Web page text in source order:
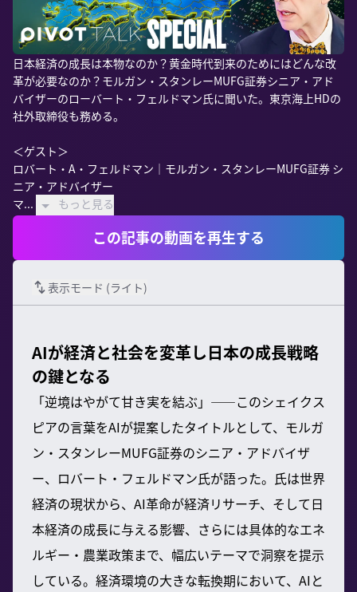
日本経済の成長は本物なのか？黄金時代到来のためにはどんな改
革が必要なのか？モルガン・スタンレーMUFG証券シニア・アド
バイザーのローバート・フェルドマン氏に聞いた。東京海上HDの
社外取締役も務める。
＜ゲスト＞
ロバート・A・フェルドマン｜モルガン・スタンレーMUFG証券 シ
ニア・アドバイザー
マ...
もっと見る
この記事の動画を再生する
表示モード (ライト)
AIが経済と社会を変革し日本の成長戦略
の鍵となる
「逆境はやがて甘き実を結ぶ」――このシェイクス
ピアの言葉をAIが提案したタイトルとして、モルガ
ン・スタンレーMUFG証券のシニア・アドバイザ
ー、ロバート・フェルドマン氏が語った。氏は世界
経済の現状から、AI革命が経済リサーチ、そして日
本経済の成長に与える影響、さらには具体的なエネ
ルギー・農業政策まで、幅広いテーマで洞察を提示
している。経済環境の大きな転換期において、AIと